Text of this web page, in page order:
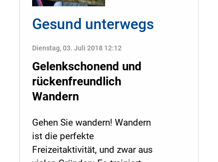
Gesund unterwegs
Dienstag, 03. Juli 2018 12:12
Gelenkschonend und
rückenfreundlich
Wandern
Gehen Sie wandern! Wandern
ist die perfekte
Freizeitaktivität, und zwar aus